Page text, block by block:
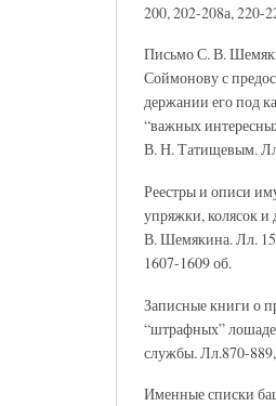
200, 202-208а, 220-
Письмо С. В.
Соймонову с
держании его под
“важных
В. Н. Татищевым.
Реестры и описи
упряжки, колясок и
В. Шемякина. Лл.
1607-1609 об.
Записные книги о
“штрафных”
службы. Лл.870-
Именные списки